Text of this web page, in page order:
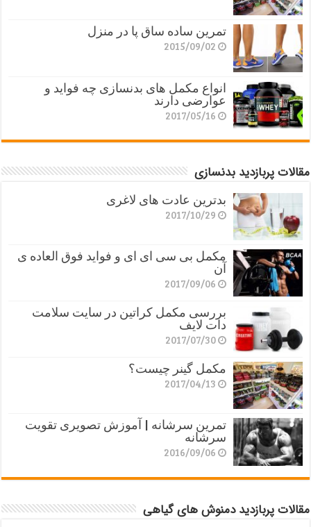
تمرین ساده ساق پا در منزل
2015/09/02
انواع مکمل های بدنسازی چه فواید و
عوارضی دارند
2017/05/16
مقالات پربازدید بدنسازی
بدترین عادت های لاغری
2017/10/29
مکمل بی سی ای ای و فواید فوق العاده ی
آن
2017/09/06
بررسی مکمل کراتین در سایت سلامت
دات لایف
2017/07/30
مکمل گینر چیست؟
2017/04/13
تمرین سرشانه | آموزش تصویری تقویت
سرشانه
2016/09/06
مقالات پربازدید دمنوش های گیاهی